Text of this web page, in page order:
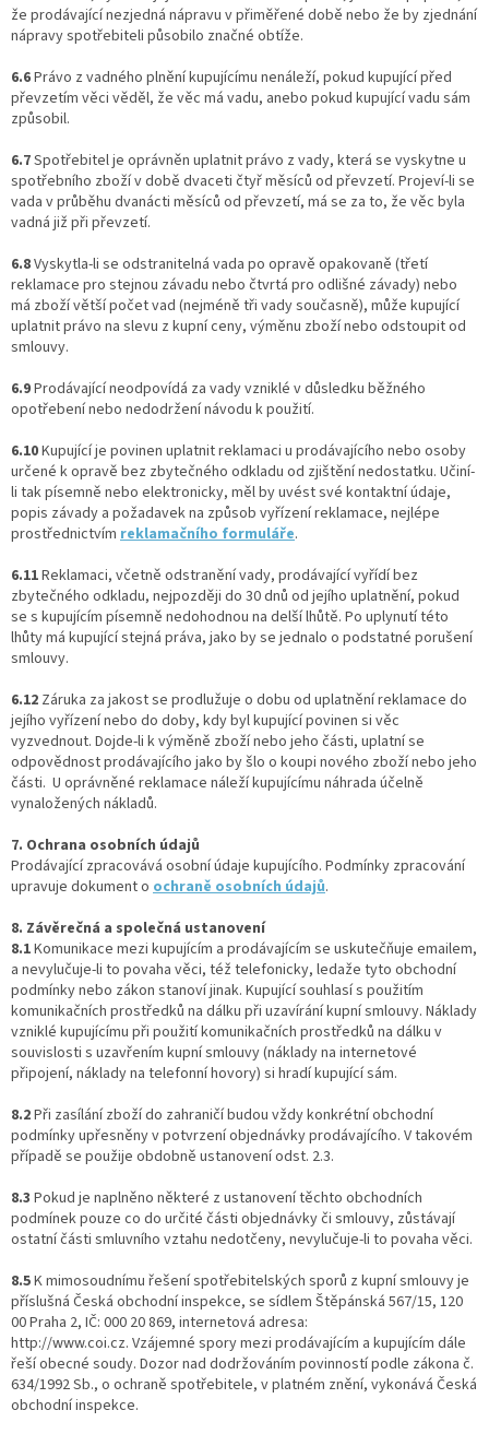
že prodávající nezjedná nápravu v přiměřené době nebo že by zjednání
nápravy spotřebiteli působilo značné obtíže.
6.6Právo z vadného plnění kupujícímu nenáleží, pokud kupující před
převzetím věci věděl, že věc má vadu, anebo pokud kupující vadu sám
způsobil.
6.7Spotřebitel je oprávněn uplatnit právo z vady, která se vyskytne u
spotřebního zboží v době dvaceti čtyř měsíců od převzetí. Projeví-li se
vada v průběhu dvanácti měsíců od převzetí, má se za to, že věc byla
vadná již při převzetí.
6.8Vyskytla-li se odstranitelná vada po opravě opakovaně (třetí
reklamace pro stejnou závadu nebo čtvrtá pro odlišné závady) nebo
má zboží větší počet vad (nejméně tři vady současně), může kupující
uplatnit právo na slevu z kupní ceny, výměnu zboží nebo odstoupit od
smlouvy.
6.9Prodávající neodpovídá za vady vzniklé v důsledku běžného
opotřebení nebo nedodržení návodu k použití.
6.10Kupující je povinen uplatnit reklamaci u prodávajícího nebo osoby
určené k opravě bez zbytečného odkladu od zjištění nedostatku. Učiní-
li tak písemně nebo elektronicky, měl by uvést své kontaktní údaje,
popis závady a požadavek na způsob vyřízení reklamace, nejlépe
prostřednictvím reklamačního formuláře.
6.11Reklamaci, včetně odstranění vady, prodávající vyřídí bez
zbytečného odkladu, nejpozději do 30 dnů od jejího uplatnění, pokud
se s kupujícím písemně nedohodnou na delší lhůtě. Po uplynutí této
lhůty má kupující stejná práva, jako by se jednalo o podstatné porušení
smlouvy.
6.12 Záruka za jakost se prodlužuje o dobu od uplatnění reklamace do
jejího vyřízení nebo do doby, kdy byl kupující povinen si věc
vyzvednout. Dojde-li k výměně zboží nebo jeho části, uplatní se
odpovědnost prodávajícího jako by šlo o koupi nového zboží nebo jeho
části. U oprávněné reklamace náleží kupujícímu náhrada účelně
vynaložených nákladů.
7. Ochrana osobních údajů
Prodávající zpracovává osobní údaje kupujícího. Podmínky zpracování
upravuje dokument o ochraně osobních údajů.
8. Závěrečná a společná ustanovení
8.1Komunikace mezi kupujícím a prodávajícím se uskutečňuje emailem,
a nevylučuje-li to povaha věci, též telefonicky, ledaže tyto obchodní
podmínky nebo zákon stanoví jinak. Kupující souhlasí s použitím
komunikačních prostředků na dálku při uzavírání kupní smlouvy. Náklady
vzniklé kupujícímu při použití komunikačních prostředků na dálku v
souvislosti s uzavřením kupní smlouvy (náklady na internetové
připojení, náklady na telefonní hovory) si hradí kupující sám.
8.2Při zasílání zboží do zahraničí budou vždy konkrétní obchodní
podmínky upřesněny v potvrzení objednávky prodávajícího. V takovém
případě se použije obdobně ustanovení odst. 2.3.
8.3 Pokud je naplněno některé z ustanovení těchto obchodních
podmínek pouze co do určité části objednávky či smlouvy, zůstávají
ostatní části smluvního vztahu nedotčeny, nevylučuje-li to povaha věci.
8.5K mimosoudnímu řešení spotřebitelských sporů z kupní smlouvy je
příslušná Česká obchodní inspekce, se sídlem Štěpánská 567/15, 120
00 Praha 2, IČ: 000 20 869, internetová adresa:
http://www.coi.cz. Vzájemné spory mezi prodávajícím a kupujícím dále
řeší obecné soudy. Dozor nad dodržováním povinností podle zákona č.
634/1992 Sb., o ochraně spotřebitele, v platném znění, vykonává Česká
obchodní inspekce.